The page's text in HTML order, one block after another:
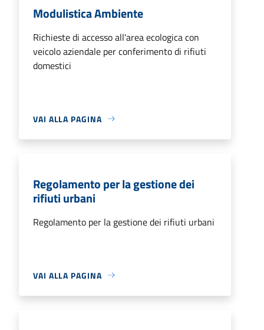
Modulistica Ambiente
Richieste di accesso all'area ecologica con
veicolo aziendale per conferimento di rifiuti
domestici
VAI ALLA PAGINA
Regolamento per la gestione dei
rifiuti urbani
Regolamento per la gestione dei rifiuti urbani
VAI ALLA PAGINA